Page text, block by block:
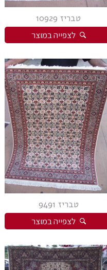
טבריז 10929
לצפייה במוצר
טבריז 9491
לצפייה במוצר